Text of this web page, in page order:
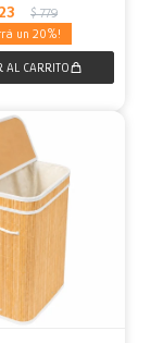
$ 779
20